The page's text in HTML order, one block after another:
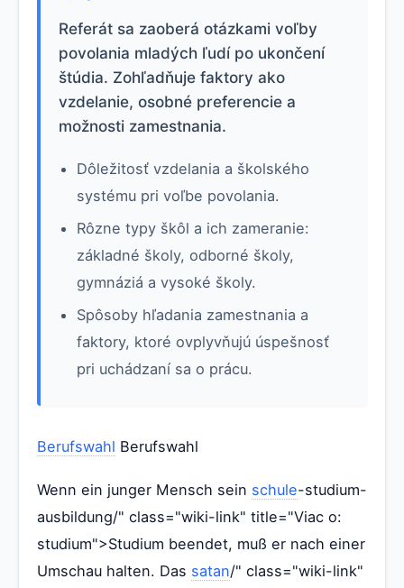
Referát sa zaoberá otázkami voľby
povolania mladých ľudí po ukončení
štúdia. Zohľadňuje faktory ako
vzdelanie, osobné preferencie a
možnosti zamestnania.
Dôležitosť vzdelania a školského
systému pri voľbe povolania.
Rôzne typy škôl a ich zameranie:
základné školy, odborné školy,
gymnáziá a vysoké školy.
Spôsoby hľadania zamestnania a
faktory, ktoré ovplyvňujú úspešnosť
pri uchádzaní sa o prácu.
Berufswahl Berufswahl
Wenn ein junger Mensch sein schule-studium-
ausbildung/" class="wiki-link" title="Viac o:
studium">Studium beendet, muß er nach einer
Umschau halten. Das satan/" class="wiki-link"